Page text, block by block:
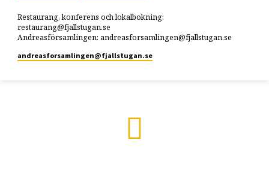
Restaurang, konferens och lokalbokning:
restaurang@fjallstugan.se
Andreasförsamlingen: andreasforsamlingen@fjallstugan.se
andreasforsamlingen​@fjallstugan.se